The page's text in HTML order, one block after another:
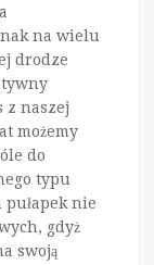
na wielu
drodze
z naszej
możemy
do
typu
pułapek nie
gdyż
swoją